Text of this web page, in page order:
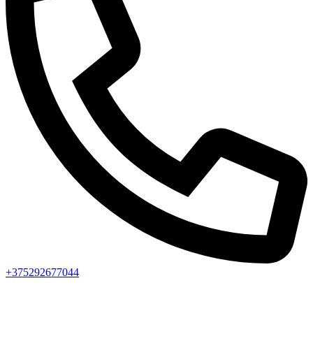
+375292677044